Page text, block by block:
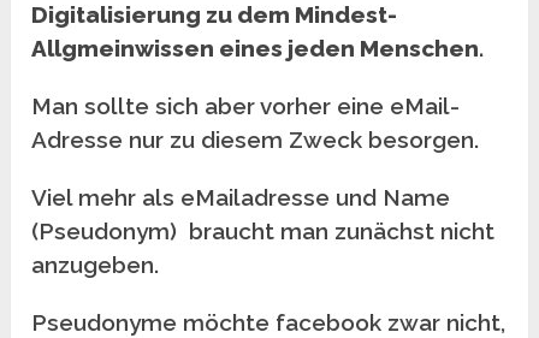
Digitalisierung zu dem Mindest-
Allgmeinwissen eines jeden Menschen.
Man sollte sich aber vorher eine eMail-
Adresse nur zu diesem Zweck besorgen.
Viel mehr als eMailadresse und Name
(Pseudonym) braucht man zunächst nicht
anzugeben.
Pseudonyme möchte facebook zwar nicht,